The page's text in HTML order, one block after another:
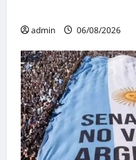
admin 06/08/2026